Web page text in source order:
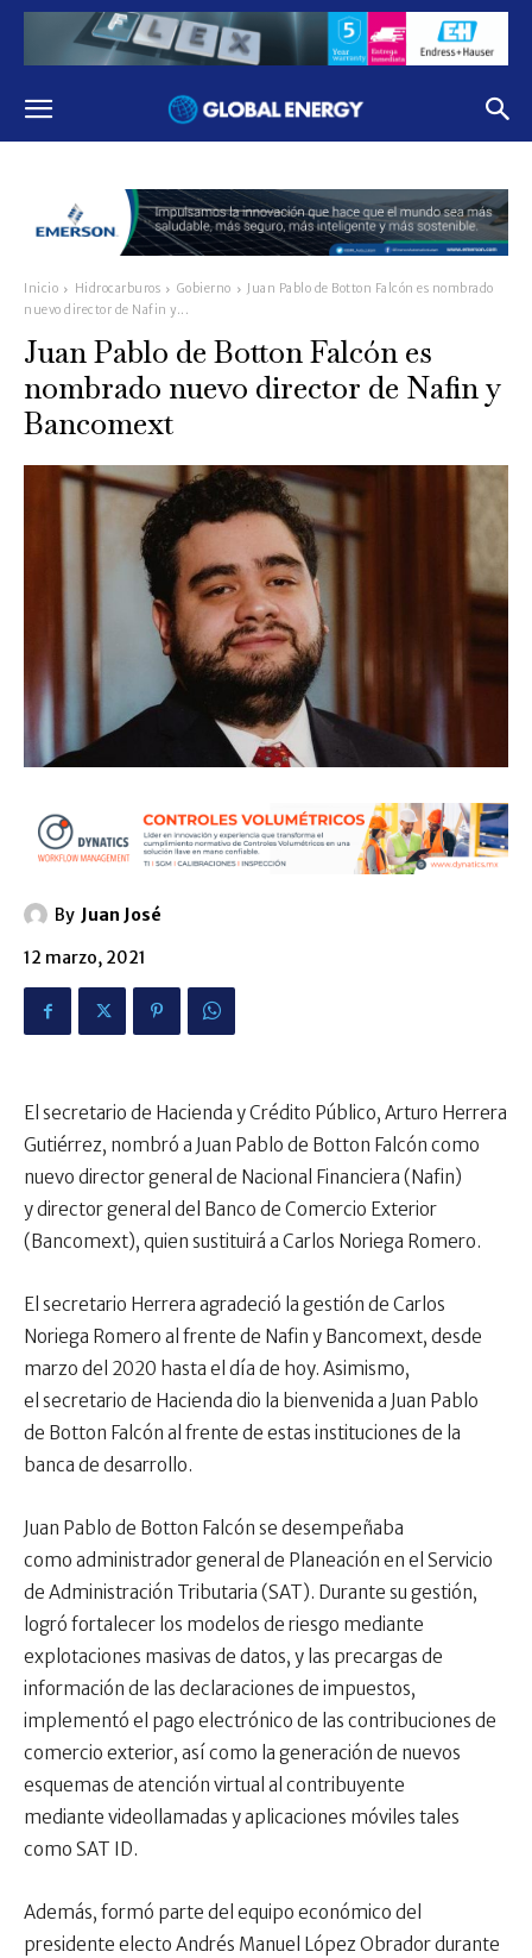
Inicio Hidrocarburos Gobierno
Juan Pablo de Botton Falcón es nombrado
nuevo director de Nafin y...
Juan Pablo de Botton Falcón es
nombrado nuevo director de Nafin y
Bancomext
By Juan José
12 marzo, 2021
El secretario de Hacienda y Crédito Público, Arturo Herrera
Gutiérrez, nombró a Juan Pablo de Botton Falcón como
nuevo director general de Nacional Financiera (Nafin)
y director general del Banco de Comercio Exterior
(Bancomext), quien sustituirá a Carlos Noriega Romero.
El secretario Herrera agradeció la gestión de Carlos
Noriega Romero al frente de Nafin y Bancomext, desde
marzo del 2020 hasta el día de hoy. Asimismo,
el secretario de Hacienda dio la bienvenida a Juan Pablo
de Botton Falcón al frente de estas instituciones de la
banca de desarrollo.
Juan Pablo de Botton Falcón se desempeñaba
como administrador general de Planeación en el Servicio
de Administración Tributaria (SAT). Durante su gestión,
logró fortalecer los modelos de riesgo mediante
explotaciones masivas de datos, y las precargas de
información de las declaraciones de impuestos,
implementó el pago electrónico de las contribuciones de
comercio exterior, así como la generación de nuevos
esquemas de atención virtual al contribuyente
mediante videollamadas y aplicaciones móviles tales
como SAT ID.
Además, formó parte del equipo económico del
presidente electo Andrés Manuel López Obrador durante